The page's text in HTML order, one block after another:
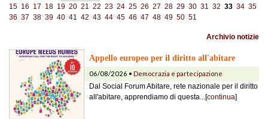
15 16 17 18 19 20 21 22 23 24 25 26 27 28 29 30 31 32 33 34 35
36 37 38 39 40 41 42 43 44 45 46 47 48 49 50 51
Archivio notizie
Appello europeo per il diritto all'abitare
06/08/2026 • Democrazia e partecipazione
Dal Social Forum Abitare, rete nazionale per il diritto
all'abitare, apprendiamo di questa...[continua]